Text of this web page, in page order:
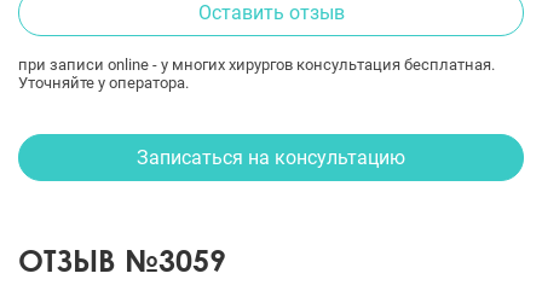
Оставить отзыв
при записи online - у многих хирургов консультация бесплатная.
Уточняйте у оператора.
Записаться на консультацию
ОТЗЫВ №3059